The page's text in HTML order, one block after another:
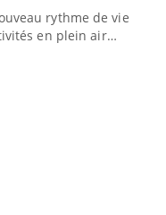
rythme de vie !
en plein air…